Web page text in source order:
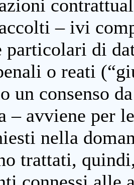
– ivi
particolari di
o reati
un consenso
– avviene per
nella
trattati,